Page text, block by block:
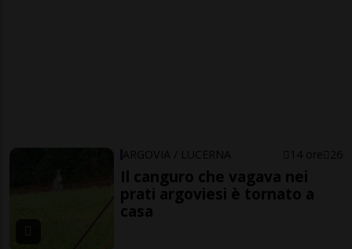
ARGOVIA / LUCERNA 14 ore 26
Il canguro che vagava nei
prati argoviesi è tornato a
casa